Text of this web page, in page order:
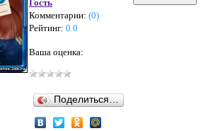
Гость
Комментарии: (0)
Рейтинг: 0.0
Ваша оценка:
Поделиться…